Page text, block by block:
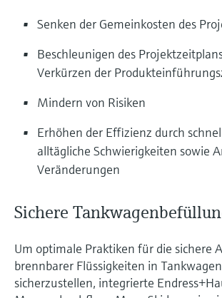
Senken der Gemeinkosten des
Beschleunigen des
Verkürzen der
Mindern von Risiken
Erhöhen der Effizienz durch
alltägliche Schwierigkeiten sowie
Veränderungen
Sichere
Um optimale Praktiken für die sichere
brennbarer Flüssigkeiten in Tankwagen
sicherzustellen, integrierte